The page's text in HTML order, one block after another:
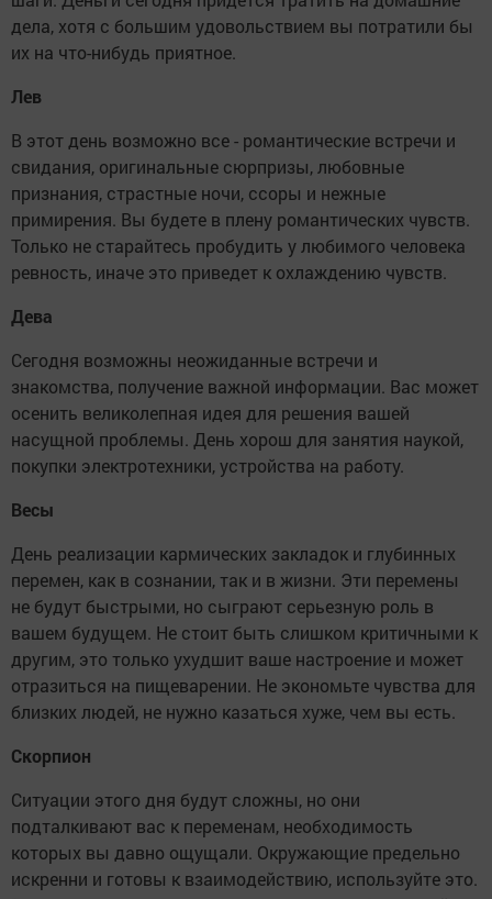
дела, хотя с большим удовольствием вы потратили бы
их на что-нибудь приятное.
Лев
В этот день возможно все - романтические встречи и
свидания, оригинальные сюрпризы, любовные
признания, страстные ночи, ссоры и нежные
примирения. Вы будете в плену романтических чувств.
Только не старайтесь пробудить у любимого человека
ревность, иначе это приведет к охлаждению чувств.
Дева
Сегодня возможны неожиданные встречи и
знакомства, получение важной информации. Вас может
осенить великолепная идея для решения вашей
насущной проблемы. День хорош для занятия наукой,
покупки электротехники, устройства на работу.
Весы
День реализации кармических закладок и глубинных
перемен, как в сознании, так и в жизни. Эти перемены
не будут быстрыми, но сыграют серьезную роль в
вашем будущем. Не стоит быть слишком критичными к
другим, это только ухудшит ваше настроение и может
отразиться на пищеварении. Не экономьте чувства для
близких людей, не нужно казаться хуже, чем вы есть.
Скорпион
Ситуации этого дня будут сложны, но они
подталкивают вас к переменам, необходимость
которых вы давно ощущали. Окружающие предельно
искренни и готовы к взаимодействию, используйте это.